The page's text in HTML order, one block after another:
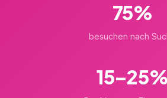
75%
besuchen nach
15–25%